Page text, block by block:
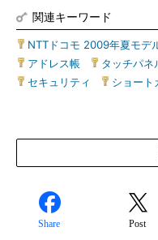
関連キーワード
NTTドコモ 2009年夏モデ
アドレス帳
タッチパネ
セキュリティ
ショート
Share Post